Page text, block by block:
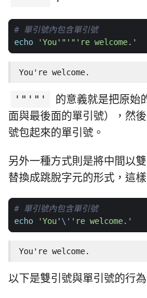
# 單引號內包含單引號
echo
'You' "'" 're welcome.'
You're welcome.
'"'"'
的意義就是把原始
面與最後面的單引號），然
號包起來的單引號。
另外一種方式則是將中間以
替換成跳脫字元的形式，這
# 單引號內包含單引號
echo
'You' \' 're welcome.'
You're welcome.
以下是雙引號與單引號的行為